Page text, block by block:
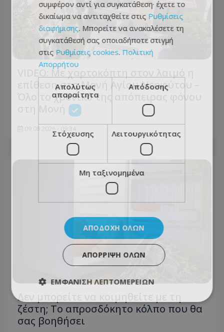
VIDEO: Με χαρτοκόπτη στον λαιμό η
επίθεση στη Μονή Αγίου Νεοφύτου –
Όλο το χρονικό της απόπειρας φόνου
Δεν μπορείτε να κοιμηθείτε με τη
ζέστη; Το απροσδόκητο κόλπο που θα
σας βοηθήσει
συμφέρον αντί για συγκατάθεση· έχετε το
δικαίωμα να αντιταχθείτε στις Ρυθμίσεις
διαφήμισης. Μπορείτε να ανακαλέσετε τη
συγκατάθεσή σας οποιαδήποτε στιγμή
στις Ρυθμίσεις cookies. Πολιτική
Απορρήτου
Απολύτως
απαραίτητα
Απόδοσης
Στόχευσης Λειτουργικότητας
Μη ταξινομημένα
ΑΠΟΔΟΧΉ ΌΛΩΝ
ΑΠΌΡΡΙΨΗ ΌΛΩΝ
ΕΜΦΆΝΙΣΗ ΛΕΠΤΟΜΕΡΕΙΏΝ